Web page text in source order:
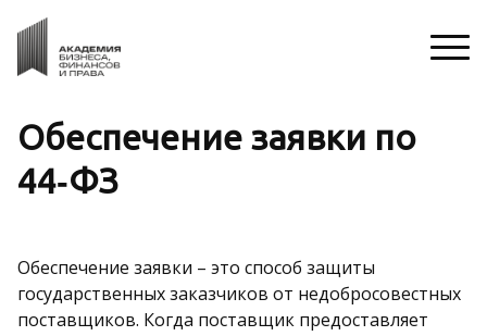
Обеспечение заявки по
44‑ФЗ
Обеспечение заявки – это способ защиты
государственных заказчиков от недобросовестных
поставщиков. Когда поставщик предоставляет